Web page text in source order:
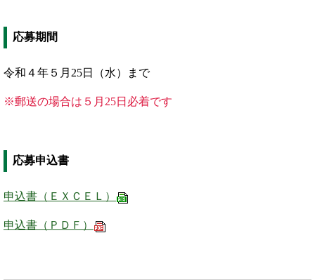
応募期間
令和４年５月25日（水）まで
※郵送の場合は５月25日必着です
応募申込書
申込書（ＥＸＣＥＬ）
申込書（ＰＤＦ）